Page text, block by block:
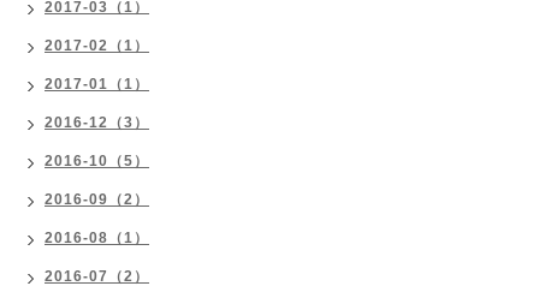
2017-03（1）
2017-02（1）
2017-01（1）
2016-12（3）
2016-10（5）
2016-09（2）
2016-08（1）
2016-07（2）